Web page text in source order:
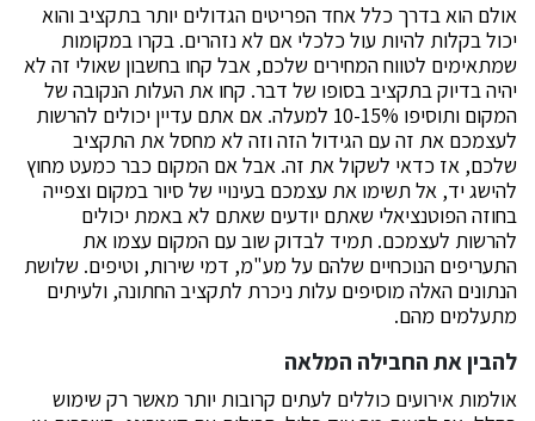
אולם הוא בדרך כלל אחד הפריטים הגדולים יותר בתקציב והוא
יכול בקלות להיות עול כלכלי אם לא נזהרים. בקרו במקומות
שמתאימים לטווח המחירים שלכם, אבל קחו בחשבון שאולי זה לא
יהיה בדיוק בתקציב בסופו של דבר. קחו את העלות הנקובה של
המקום ותוסיפו 10-15% למעלה. אם אתם עדיין יכולים להרשות
לעצמכם את זה עם הגידול הזה וזה לא מחסל את התקציב
שלכם, אז כדאי לשקול את זה. אבל אם המקום כבר כמעט מחוץ
להישג יד, אל תשימו את עצמכם בעינויי של סיור במקום וצפייה
בחוזה הפוטנציאלי שאתם יודעים שאתם לא באמת יכולים
להרשות לעצמכם. תמיד לבדוק שוב עם המקום עצמו את
התעריפים הנוכחיים שלהם על מע"מ, דמי שירות, וטיפים. שלושת
הנתונים האלה מוסיפים עלות ניכרת לתקציב החתונה, ולעיתים
מתעלמים מהם.
להבין את החבילה המלאה
אולמות אירועים כוללים לעתים קרובות יותר מאשר רק שימוש